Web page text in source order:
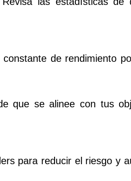
de rendimiento
que se alinee con tus
para reducir el riesgo y